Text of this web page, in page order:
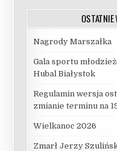
Nagrody Marszałka
Gala sportu
Hubal Białystok
Regulamin wersja
zmianie terminu na
Wielkanoc 2026
Zmarł Jerzy